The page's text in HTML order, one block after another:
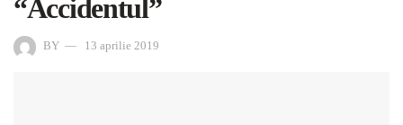
“Accidentul”
BY 13 aprilie 2019